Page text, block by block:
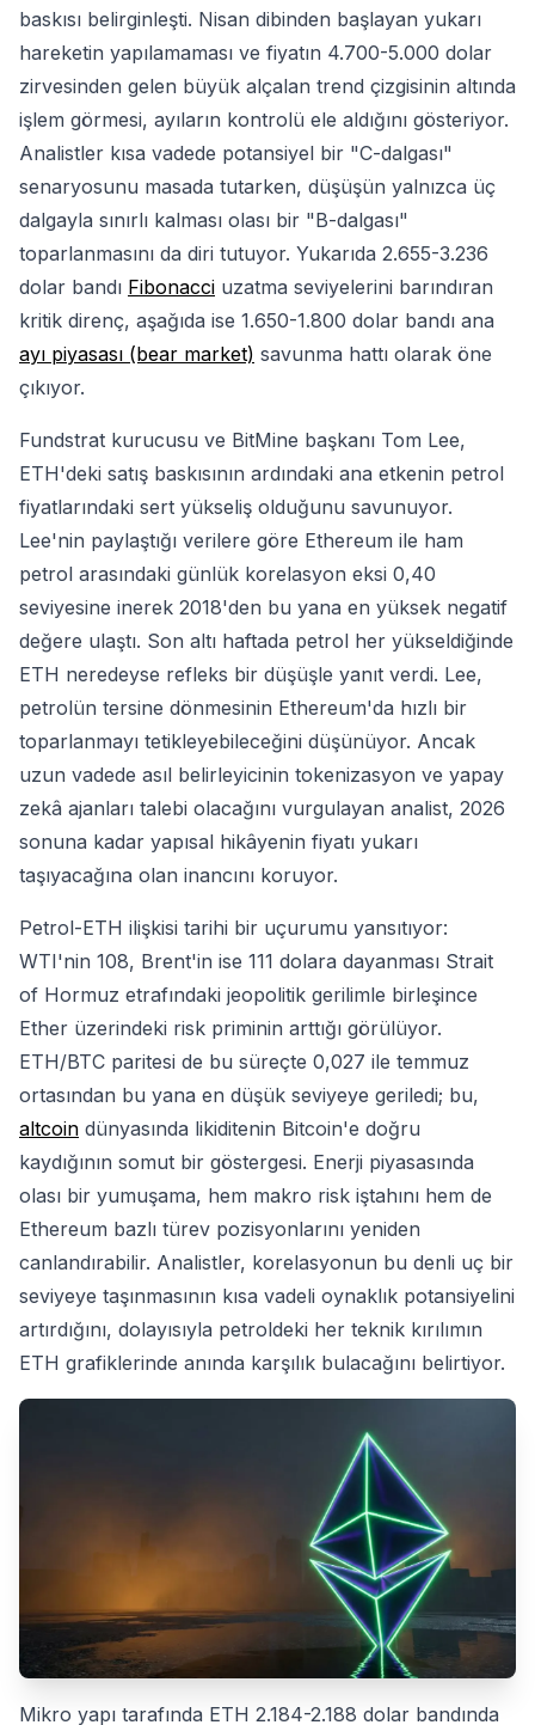
baskısı belirginleşti. Nisan dibinden başlayan yukarı
hareketin yapılamaması ve fiyatın 4.700-5.000 dolar
zirvesinden gelen büyük alçalan trend çizgisinin altında
işlem görmesi, ayıların kontrolü ele aldığını gösteriyor.
Analistler kısa vadede potansiyel bir "C-dalgası"
senaryosunu masada tutarken, düşüşün yalnızca üç
dalgayla sınırlı kalması olası bir "B-dalgası"
toparlanmasını da diri tutuyor. Yukarıda 2.655-3.236
dolar bandı Fibonacci uzatma seviyelerini barındıran
kritik direnç, aşağıda ise 1.650-1.800 dolar bandı ana
ayı piyasası (bear market) savunma hattı olarak öne
çıkıyor.
Fundstrat kurucusu ve BitMine başkanı Tom Lee,
ETH'deki satış baskısının ardındaki ana etkenin petrol
fiyatlarındaki sert yükseliş olduğunu savunuyor.
Lee'nin paylaştığı verilere göre Ethereum ile ham
petrol arasındaki günlük korelasyon eksi 0,40
seviyesine inerek 2018'den bu yana en yüksek negatif
değere ulaştı. Son altı haftada petrol her yükseldiğinde
ETH neredeyse refleks bir düşüşle yanıt verdi. Lee,
petrolün tersine dönmesinin Ethereum'da hızlı bir
toparlanmayı tetikleyebileceğini düşünüyor. Ancak
uzun vadede asıl belirleyicinin tokenizasyon ve yapay
zekâ ajanları talebi olacağını vurgulayan analist, 2026
sonuna kadar yapısal hikâyenin fiyatı yukarı
taşıyacağına olan inancını koruyor.
Petrol-ETH ilişkisi tarihi bir uçurumu yansıtıyor:
WTI'nin 108, Brent'in ise 111 dolara dayanması Strait
of Hormuz etrafındaki jeopolitik gerilimle birleşince
Ether üzerindeki risk priminin arttığı görülüyor.
ETH/BTC paritesi de bu süreçte 0,027 ile temmuz
ortasından bu yana en düşük seviyeye geriledi; bu,
altcoin dünyasında likiditenin Bitcoin'e doğru
kaydığının somut bir göstergesi. Enerji piyasasında
olası bir yumuşama, hem makro risk iştahını hem de
Ethereum bazlı türev pozisyonlarını yeniden
canlandırabilir. Analistler, korelasyonun bu denli uç bir
seviyeye taşınmasının kısa vadeli oynaklık potansiyelini
artırdığını, dolayısıyla petroldeki her teknik kırılımın
ETH grafiklerinde anında karşılık bulacağını belirtiyor.
Mikro yapı tarafında ETH 2.184-2.188 dolar bandında